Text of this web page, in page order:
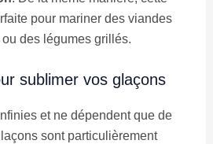
pour mariner des viandes
des légumes grillés.
sublimer vos glaçons
et ne dépendent que de
sont particulièrement